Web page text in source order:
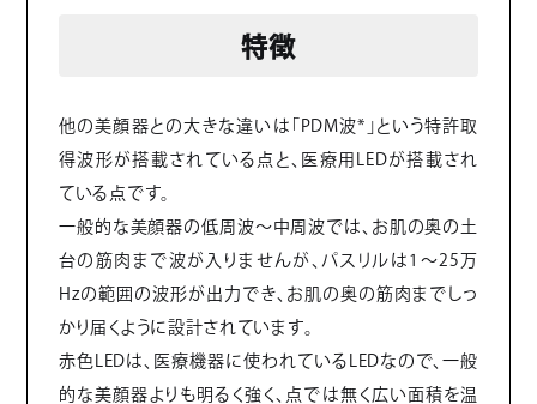
特徴
他の美顔器との大きな違いは「PDM波*」という特許取
得波形が搭載されている点と、医療用LEDが搭載され
ている点です。
一般的な美顔器の低周波〜中周波では、お肌の奥の土
台の筋肉まで波が入りませんが、パスリルは1〜25万
Hzの範囲の波形が出力でき、お肌の奥の筋肉までしっ
かり届くように設計されています。
赤色LEDは、医療機器に使われているLEDなので、一般
的な美顔器よりも明るく強く、点では無く広い面積を温